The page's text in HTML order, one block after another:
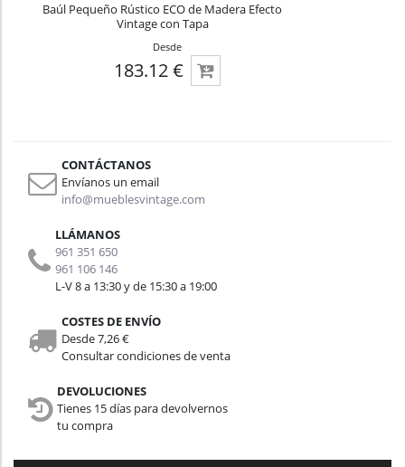
Baúl Pequeño Rústico ECO de Madera Efecto
Vintage con Tapa
Desde
183.12 €
CONTÁCTANOS
Envíanos un email
info@mueblesvintage.com
LLÁMANOS
961 351 650
961 106 146
L-V 8 a 13:30 y de 15:30 a 19:00
COSTES DE ENVÍO
Desde 7,26 €
Consultar condiciones de venta
DEVOLUCIONES
Tienes 15 días para devolvernos
tu compra